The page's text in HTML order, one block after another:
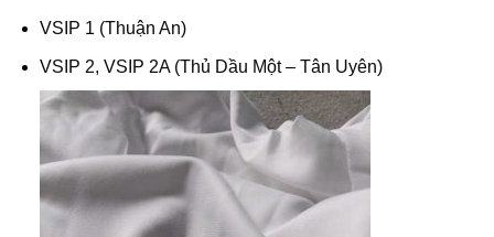
VSIP 1 (Thuận An)
VSIP 2, VSIP 2A (Thủ Dầu Một – Tân Uyên)